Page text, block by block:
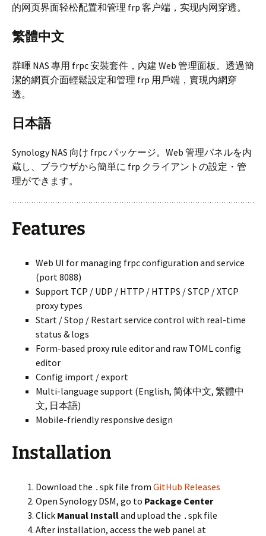
的网页界面轻松配置和管理 frp 客户端，实现内网穿透。
繁體中文
群暉 NAS 專用 frpc 安裝套件，內建 Web 管理面板。透過簡
潔的網頁介面輕鬆設定和管理 frp 用戶端，實現內網穿
透。
日本語
Synology NAS 向け frpc パッケージ。Web 管理パネルを内
蔵し、ブラウザから簡単に frp クライアントの設定・管
理ができます。
Features
Web UI for managing frpc configuration and service
(port 8088)
Support TCP / UDP / HTTP / HTTPS / STCP / XTCP
proxy types
Start / Stop / Restart service control with real-time
status & logs
Form-based proxy rule editor and raw TOML config
editor
Config import / export
Multi-language support (English, 简体中文, 繁體中
文, 日本語)
Mobile-friendly responsive design
Installation
Download the .spk file from GitHub Releases
Open Synology DSM, go to Package Center
Click Manual Installand upload the .spk file
After installation, access the web panel at